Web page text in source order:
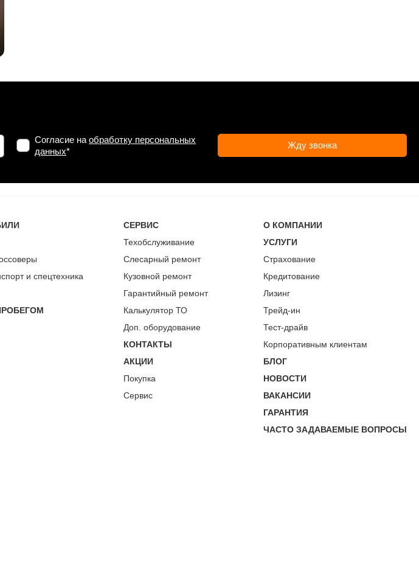
Согласие на обработку персональных
данных*
и спецтехника
СЕРВИС
Техобслуживание
Слесарный ремонт
Кузовной ремонт
Гарантийный ремонт
Калькулятор ТО
Доп. оборудование
КОНТАКТЫ
АКЦИИ
Покупка
Сервис
О КОМПАНИИ
УСЛУГИ
Страхование
Кредитование
Лизинг
Трейд-ин
Тест-драйв
Корпоративным клиентам
БЛОГ
НОВОСТИ
ВАКАНСИИ
ГАРАНТИЯ
ЧАСТО ЗАДАВАЕМЫЕ ВОПРОСЫ